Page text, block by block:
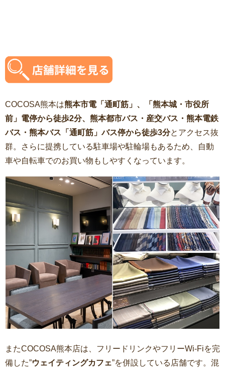
COCOSA熊本は熊本市電「通町筋」、「熊本城・市役所
前」電停から徒歩2分、熊本都市バス・産交バス・熊本電鉄
バス・熊本バス「通町筋」バス停から徒歩3分とアクセス抜
群。さらに提携している駐車場や駐輪場もあるため、自動
車や自転車でのお買い物もしやすくなっています。
またCOCOSA熊本店は、フリードリンクやフリーWi-Fiを完
備した”ウェイティングカフェ”を併設している店舗です。混